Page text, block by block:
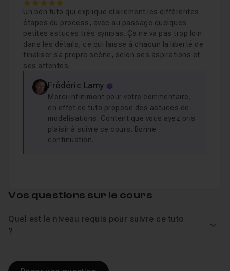
5
Un bon tuto qui explique clairement les différentes
étapes du process, avec au passage quelques
petites astuces très sympas. Ça ne va pas trop loin
dans les détails, ce qui laisse à chacun la liberté de
finaliser sa propre scène, selon ses aspirations et
ses attentes.
Frédéric Lamy
Merci infiniment pour votre commentaire,
en effet ce tuto propose des astuces de
modelisations. Content que vous ayez pris
plaisir à suivre ce cours. Bonne
continuation.
Vos questions sur le cours
Quel est le niveau requis pour suivre ce tuto
?